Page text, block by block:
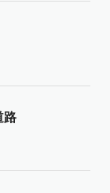
路